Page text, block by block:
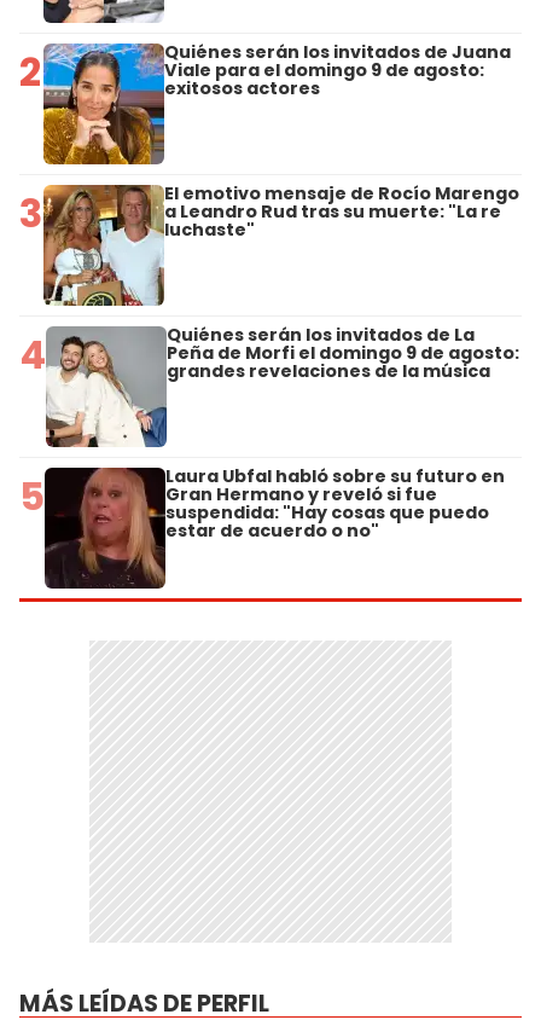
2 Quiénes serán los invitados de Juana
Viale para el domingo 9 de agosto:
exitosos actores
3 El emotivo mensaje de Rocío Marengo
a Leandro Rud tras su muerte: "La re
luchaste"
4 Quiénes serán los invitados de La
Peña de Morfi el domingo 9 de agosto:
grandes revelaciones de la música
5 Laura Ubfal habló sobre su futuro en
Gran Hermano y reveló si fue
suspendida: "Hay cosas que puedo
estar de acuerdo o no"
MÁS LEÍDAS DE PERFIL